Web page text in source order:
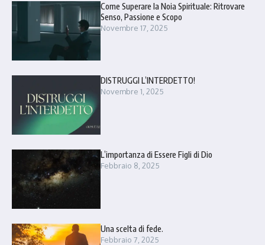
Come Superare la Noia Spirituale: Ritrovare
Senso, Passione e Scopo
Novembre 17, 2025
DISTRUGGI L’INTERDETTO!
Novembre 1, 2025
L’importanza di Essere Figli di Dio
Febbraio 8, 2025
Una scelta di fede.
Febbraio 7, 2025